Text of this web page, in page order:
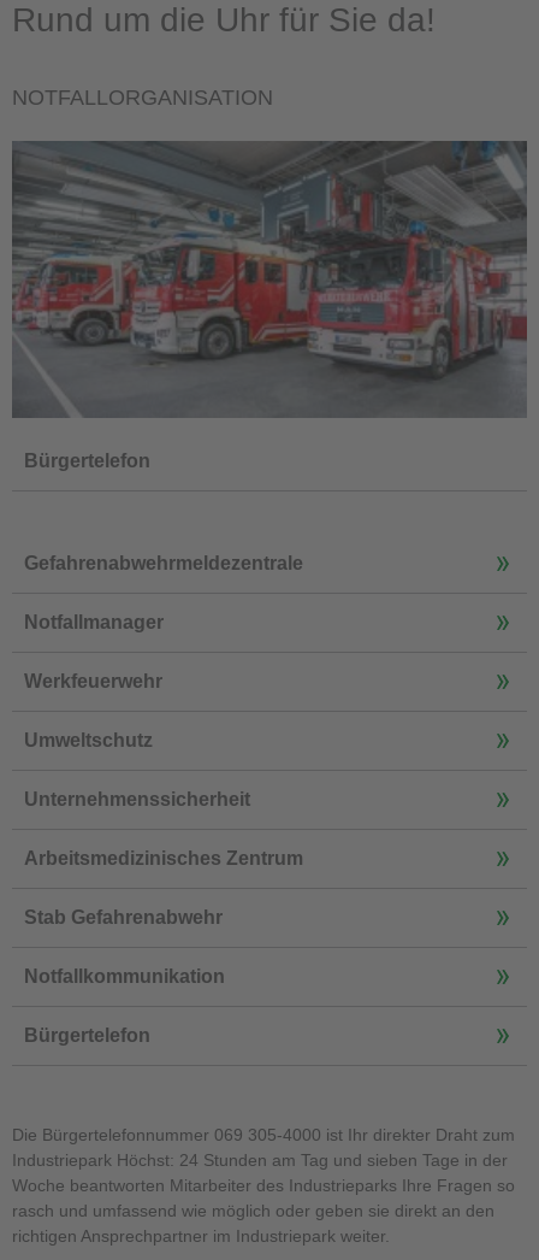
Rund um die Uhr für Sie da!
NOTFALLORGANISATION
Bürgertelefon
Gefahrenabwehrmeldezentrale
Notfallmanager
Werkfeuerwehr
Umweltschutz
Unternehmenssicherheit
Arbeitsmedizinisches Zentrum
Stab Gefahrenabwehr
Notfallkommunikation
Bürgertelefon
Die Bürgertelefonnummer 069 305-4000 ist Ihr direkter Draht zum
Industriepark Höchst: 24 Stunden am Tag und sieben Tage in der
Woche beantworten Mitarbeiter des Industrieparks Ihre Fragen so
rasch und umfassend wie möglich oder geben sie direkt an den
richtigen Ansprechpartner im Industriepark weiter.